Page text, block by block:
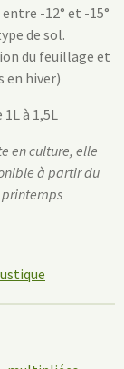
-12° et -15°
de sol.
du feuillage et
en hiver)
à 1,5L
en culture, elle
à partir du